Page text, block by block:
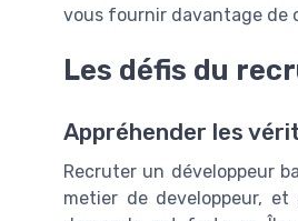
vous fournir davantage de
Les défis du
Appréhender les
Recruter un développeur
metier de developpeur, et